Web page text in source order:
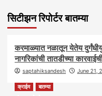
सिटीझन रिपोर्टर बातम्या
आरोग्य आवाज जनतेचा बातम्या
करमाळ्यात नळातून येतेय
नागरिकांची तातडीच्या
saptahiksandesh June 21,
क्राईम बातम्या